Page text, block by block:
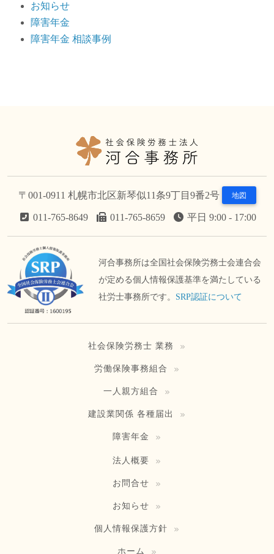
お知らせ
障害年金
障害年金 相談事例
〒001-0911 札幌市北区新琴似11条9丁目9番2号 地図
011-765-8649 011-765-8659 平日 9:00 - 17:00
河合事務所は全国社会保険労務士会連合会
が定める個人情報保護基準を満たしている
社労士事務所です。 SRP認証について
社会保険労務士 業務
労働保険事務組合
一人親方組合
建設業関係 各種届出
障害年金
法人概要
お問合せ
お知らせ
個人情報保護方針
ホーム